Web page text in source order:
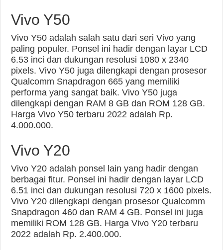
Vivo Y50
Vivo Y50 adalah salah satu dari seri Vivo yang
paling populer. Ponsel ini hadir dengan layar LCD
6.53 inci dan dukungan resolusi 1080 x 2340
pixels. Vivo Y50 juga dilengkapi dengan prosesor
Qualcomm Snapdragon 665 yang memiliki
performa yang sangat baik. Vivo Y50 juga
dilengkapi dengan RAM 8 GB dan ROM 128 GB.
Harga Vivo Y50 terbaru 2022 adalah Rp.
4.000.000.
Vivo Y20
Vivo Y20 adalah ponsel lain yang hadir dengan
berbagai fitur. Ponsel ini hadir dengan layar LCD
6.51 inci dan dukungan resolusi 720 x 1600 pixels.
Vivo Y20 dilengkapi dengan prosesor Qualcomm
Snapdragon 460 dan RAM 4 GB. Ponsel ini juga
memiliki ROM 128 GB. Harga Vivo Y20 terbaru
2022 adalah Rp. 2.400.000.